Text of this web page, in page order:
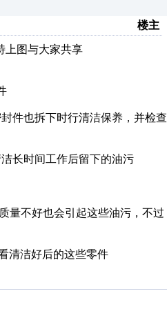
楼主
图与大家共享
件也拆下时行清洁保养，并检查
长时间工作后留下的油污
量不好也会引起这些油污，不过
清洁好后的这些零件